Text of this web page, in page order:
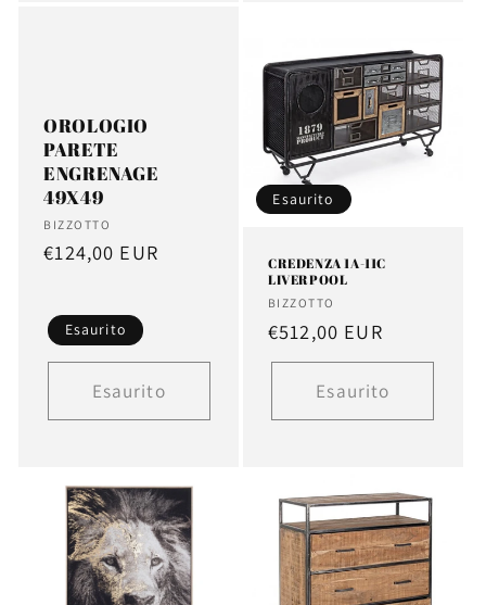
OROLOGIO
PARETE
ENGRENAGE
49X49
Fornitore:
BIZZOTTO
Prezzo
listino
€124,00 EUR
Esaurito
Esaurito
Esaurito
CREDENZA 1A-11C
LIVERPOOL
Fornitore:
BIZZOTTO
Prezzo
di
listino
€512,00 EUR
Esaurito